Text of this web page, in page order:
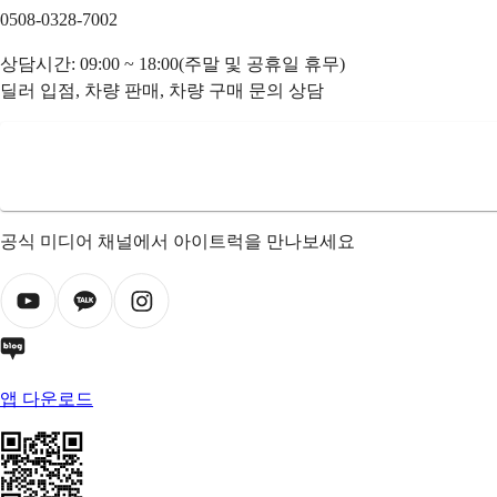
0508-0328-7002
상담시간: 09:00 ~ 18:00(주말 및 공휴일 휴무)
딜러 입점, 차량 판매, 차량 구매 문의 상담
공식 미디어 채널에서 아이트럭을 만나보세요
앱 다운로드